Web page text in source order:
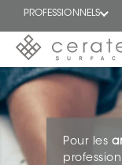
PROFESSIONNELS
En
vedette
Pour les